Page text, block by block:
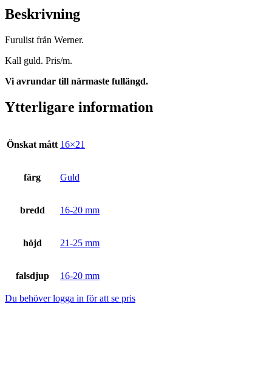
Beskrivning
Furulist från Werner.
Kall guld. Pris/m.
Vi avrundar till närmaste fullängd.
Ytterligare information
Önskat mått 16×21
färg Guld
bredd 16-20 mm
höjd 21-25 mm
falsdjup 16-20 mm
Du behöver logga in för att se pris